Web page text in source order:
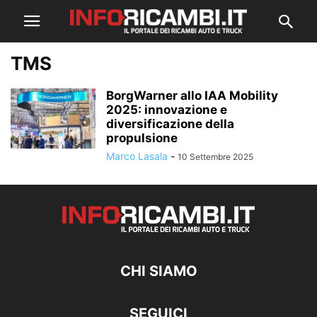
TMS
BorgWarner allo IAA Mobility
2025: innovazione e
diversificazione della
propulsione
Marco Lasala - 10 Settembre 2025
CHI SIAMO
SEGUICI